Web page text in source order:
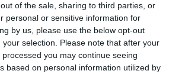
of the sale, sharing to third parties, or
personal or sensitive information for
by us, please use the below opt-out
selection. Please note that after your
you may continue seeing
based on personal information utilized by